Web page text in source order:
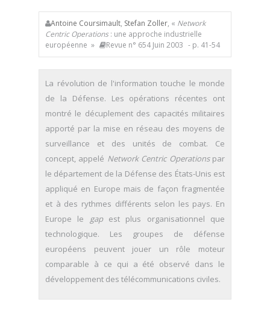
Antoine Coursimault, Stefan Zoller, « Network
Centric Operations : une approche industrielle
européenne »
Revue n° 654 Juin 2003 - p. 41-54
La révolution de l'information touche le monde
de la Défense. Les opérations récentes ont
montré le décuplement des capacités militaires
apporté par la mise en réseau des moyens de
surveillance et des unités de combat. Ce
concept, appelé Network Centric Operations par
le département de la Défense des États-Unis est
appliqué en Europe mais de façon fragmentée
et à des rythmes différents selon les pays. En
Europe le gapest plus organisationnel que
technologique. Les groupes de défense
européens peuvent jouer un rôle moteur
comparable à ce qui a été observé dans le
développement des télécommunications civiles.